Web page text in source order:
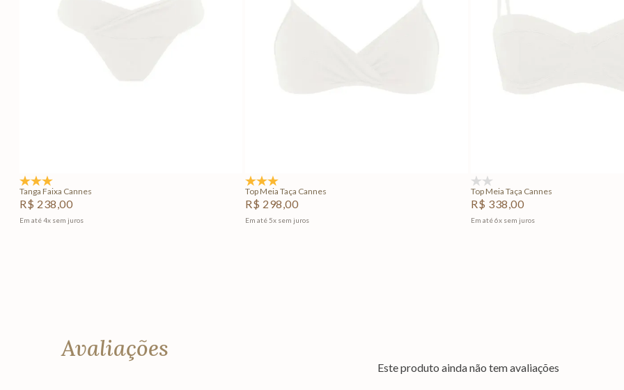
Tanga Faixa Cannes
R$ 238,00
Em até4x sem juros
Top Meia Taça Cannes
R$ 298,00
Em até 5x sem juros
Top Meia Taça Cannes
R$ 338,00
Em até6x sem juros
Avaliações
Este produto ainda não tem avaliações